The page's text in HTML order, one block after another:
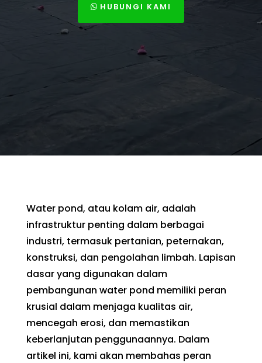
HUBUNGI KAMI
Water pond, atau kolam air, adalah
infrastruktur penting dalam berbagai
industri, termasuk pertanian, peternakan,
konstruksi, dan pengolahan limbah. Lapisan
dasar yang digunakan dalam
pembangunan water pond memiliki peran
krusial dalam menjaga kualitas air,
mencegah erosi, dan memastikan
keberlanjutan penggunaannya. Dalam
artikel ini, kami akan membahas peran